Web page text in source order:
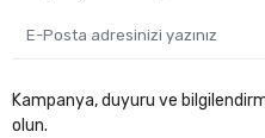
Kampanya, duyuru ve
olun.